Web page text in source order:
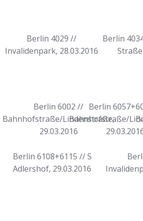
Berlin 4029 //
Invalidenpark, 28.03.2016
Berlin
Berlin 6002 //
Bahnhofstraße/Lindenstraße,
29.03.2016
Berlin
Bahnhofstraße/
Berlin 6108+6115 // S
Adlershof, 29.03.2016